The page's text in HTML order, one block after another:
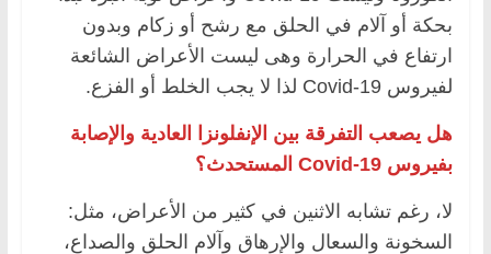
بحكة أو آلام في الحلق مع رشح أو زكام وبدون
ارتفاع في الحرارة وهى ليست الأعراض الشائعة
لفيروس Covid-19 لذا لا يجب الخلط أو الفزع.
هل يصعب التفرقة بين الإنفلونزا العادية والإصابة
بفيروس Covid-19المستحدث؟
لا، رغم تشابه الاثنين في كثير من الأعراض، مثل:
السخونة والسعال والإرهاق وآلام الحلق والصداع،